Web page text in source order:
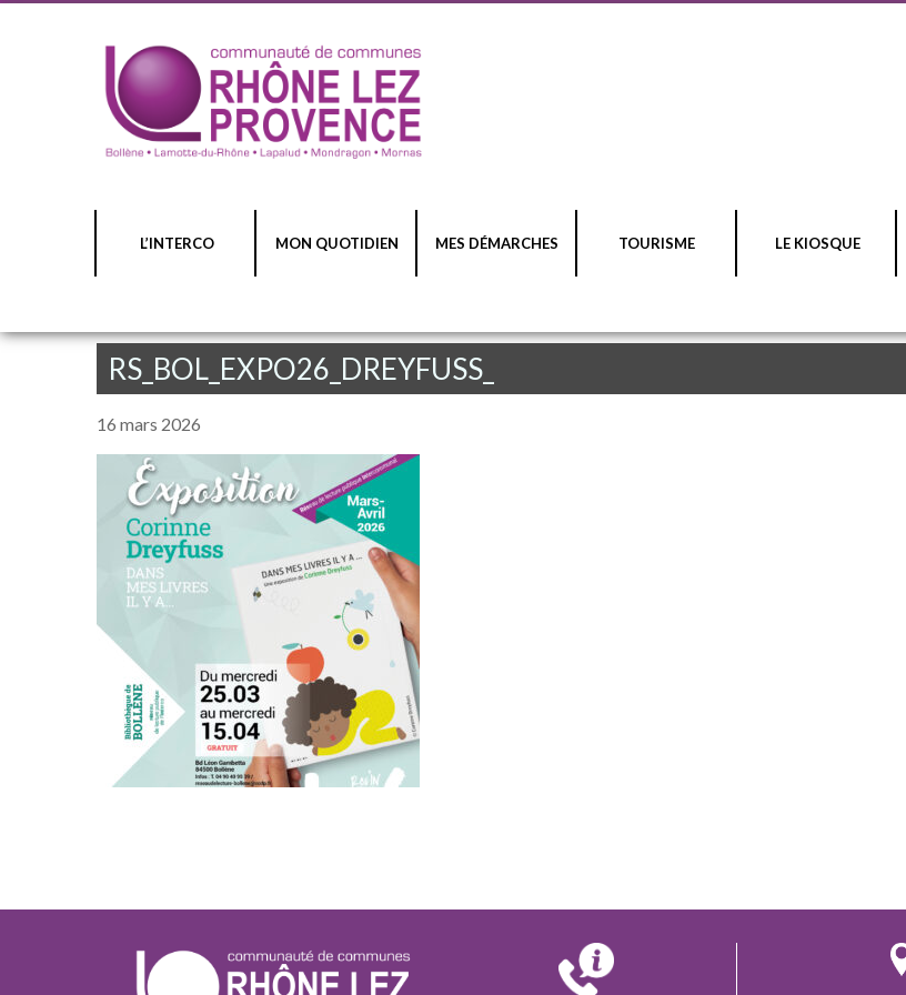
L’INTERCO MON QUOTIDIEN MES DÉMARCHES TOURISME LE KIOSQUE
RS_BOL_EXPO26_DREYFUSS_
16 mars 2026